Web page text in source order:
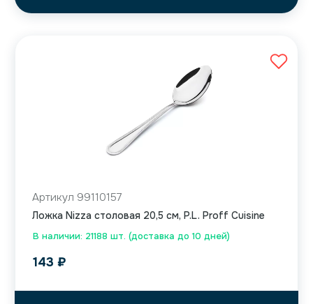
В наличии: 21188 шт. (доставка до 10 дней)
Артикул 99110157
Ложка Nizza столовая 20,5 см, P.L. Proff Cuisine
143 ₽